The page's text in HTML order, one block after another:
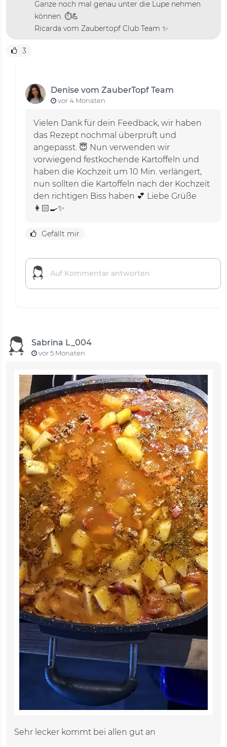
Ganze noch mal genau unter die Lupe nehmen
können. ⏱️💪
Ricarda vom Zaubertopf Club Team ✨
3
Denise vom ZauberTopf Team
vor 4 Monaten
Vielen Dank für dein Feedback, wir haben
das Rezept nochmal überprüft und
angepasst. 😇 Nun verwenden wir
vorwiegend festkochende Kartoffeln und
haben die Kochzeit um 10 Min. verlängert,
nun sollten die Kartoffeln nach der Kochzeit
den richtigen Biss haben 💕 Liebe Grüße
👩🏻‍🍳✨
Gefällt mir
Sabrina L_004
vor 5 Monaten
Sehr lecker kommt bei allen gut an